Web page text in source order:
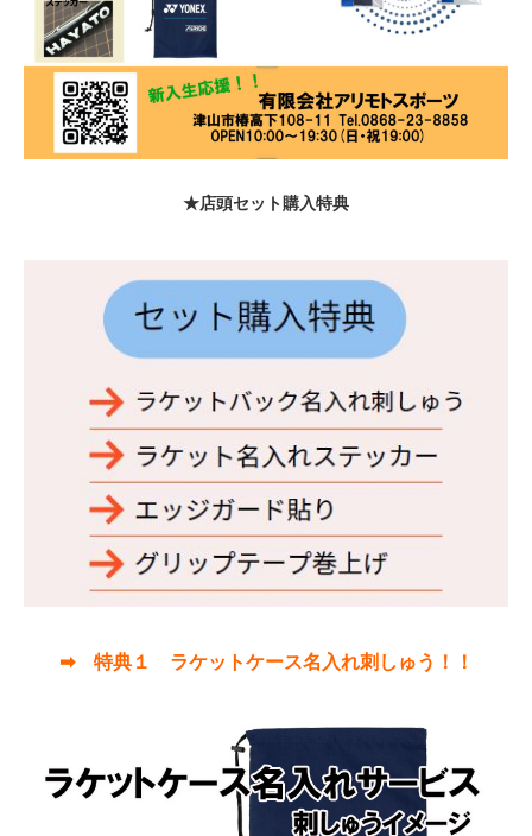
★店頭セット購入特典
➡ 特典１ ラケットケース名入れ刺しゅう！！